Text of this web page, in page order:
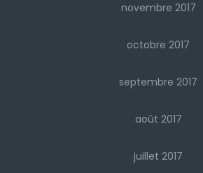
novembre 2017
octobre 2017
septembre 2017
août 2017
juillet 2017